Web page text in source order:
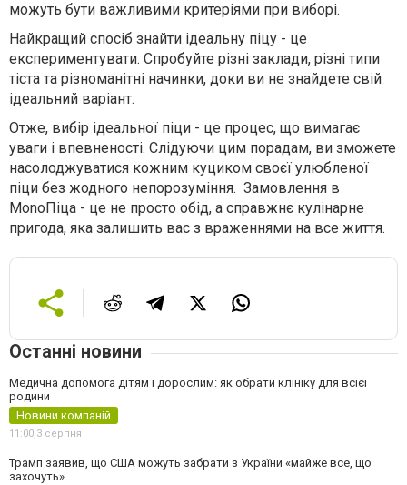
можуть бути важливими критеріями при виборі.
Найкращий спосіб знайти ідеальну піцу - це
експериментувати. Спробуйте різні заклади, різні типи
тіста та різноманітні начинки, доки ви не знайдете свій
ідеальний варіант.
Отже, вибір ідеальної піци - це процес, що вимагає
уваги і впевненості. Слідуючи цим порадам, ви зможете
насолоджуватися кожним куциком своєї улюбленої
піци без жодного непорозуміння. Замовлення в
MonoПіца - це не просто обід, а справжнє кулінарне
пригода, яка залишить вас з враженнями на все життя.
Останні новини
Медична допомога дітям і дорослим: як обрати клініку для всієї
родини
Новини компаній
11:00,3 серпня
Трамп заявив, що США можуть забрати з України «майже все, що
захочуть»